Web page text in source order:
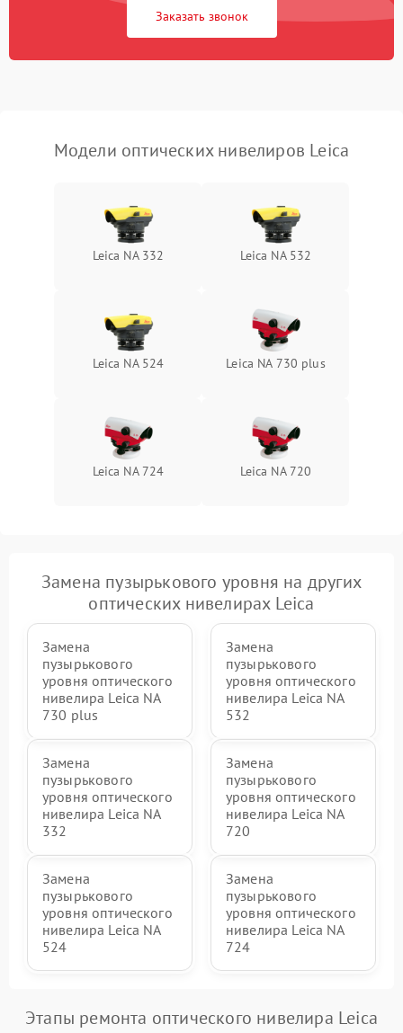
Искажение изображения 2000 ₽
Заказать звонок
Модели оптических нивелиров Leica
Leica NA 332 Leica NA 532
Leica NA 524 Leica NA 730 plus
Leica NA 724 Leica NA 720
Замена пузырькового уровня на других
оптических нивелирах Leica
Замена
пузырькового
уровня оптического
нивелира Leica NA
730 plus
Замена
пузырькового
уровня оптического
нивелира Leica NA
532
Замена
пузырькового
уровня оптического
нивелира Leica NA
332
Замена
пузырькового
уровня оптического
нивелира Leica NA
720
Замена
пузырькового
уровня оптического
нивелира Leica NA
524
Замена
пузырькового
уровня оптического
нивелира Leica NA
724
Этапы ремонта оптического нивелира Leica